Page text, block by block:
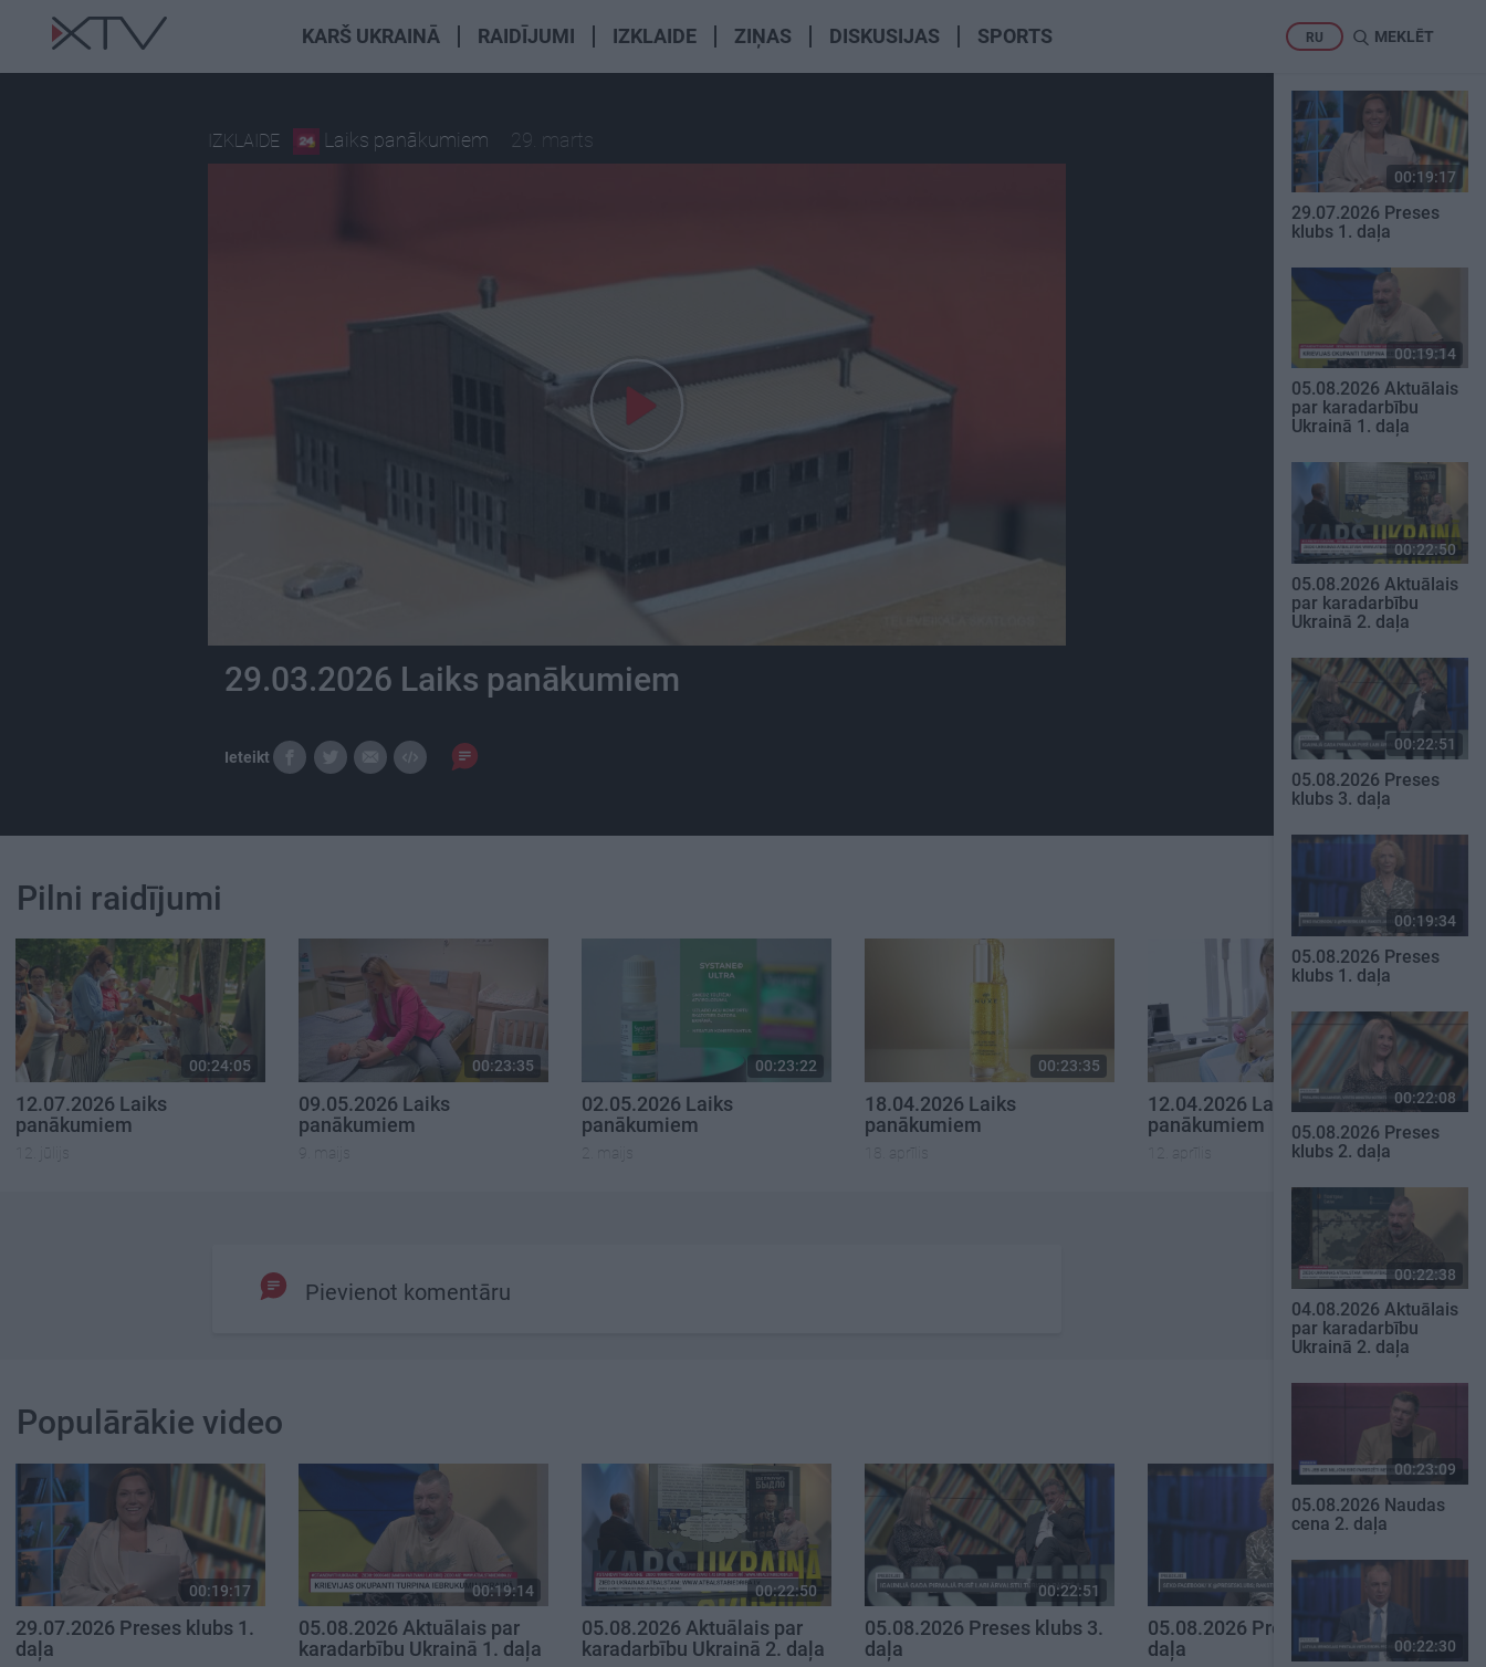
KARŠ UKRAINĀ RAIDĪJUMI IZKLAIDE ZIŅAS DISKUSIJAS SPORTS RU MEKLĒT
IZKLAIDE Laiks panākumiem 29. marts
29.03.2026 Laiks panākumiem
Ieteikt
Pilni raidījumi
00:24:05
12.07.2026 Laiks
panākumiem
12. jūlijs
00:23:35
09.05.2026 Laiks
panākumiem
9. maijs
00:23:22
02.05.2026 Laiks
panākumiem
2. maijs
00:23:35
18.04.2026 Laiks
panākumiem
18. aprīlis
00:24:10
12.04.2026 Laiks
panākumiem
12. aprīlis
Pievienot komentāru
Populārākie video
00:19:17
29.07.2026 Preses klubs 1.
daļa
00:19:14
05.08.2026 Aktuālais par
karadarbību Ukrainā 1. daļa
00:22:50
05.08.2026 Aktuālais par
karadarbību Ukrainā 2. daļa
00:22:51
05.08.2026 Preses klubs 3.
daļa
00:19:34
05.08.2026 Preses klubs 1.
daļa
00:19:17
29.07.2026 Preses
klubs 1. daļa
00:19:14
05.08.2026 Aktuālais
par karadarbību
Ukrainā 1. daļa
00:22:50
05.08.2026 Aktuālais
par karadarbību
Ukrainā 2. daļa
00:22:51
05.08.2026 Preses
klubs 3. daļa
00:19:34
05.08.2026 Preses
klubs 1. daļa
00:22:08
05.08.2026 Preses
klubs 2. daļa
00:22:38
04.08.2026 Aktuālais
par karadarbību
Ukrainā 2. daļa
00:23:09
05.08.2026 Naudas
cena 2. daļa
00:22:30